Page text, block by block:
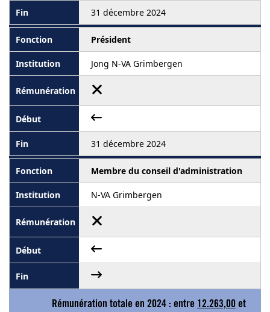
31 décembre 2024
Président
Jong N-VA Grimbergen
31 décembre 2024
Membre du conseil d'administration
N-VA Grimbergen
Rémunération totale en 2024 : entre 12.263,00 et